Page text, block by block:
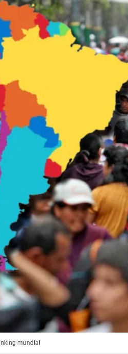
mundial